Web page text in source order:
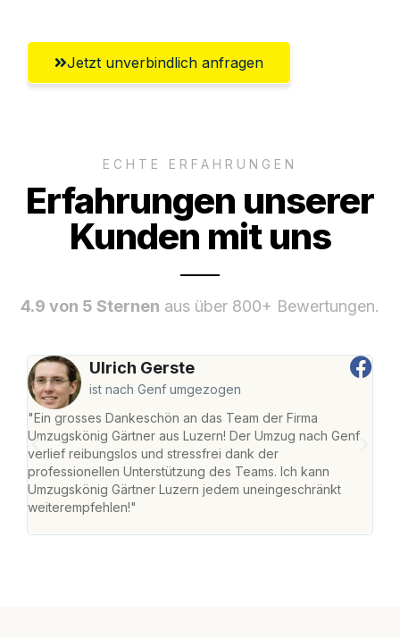
Jetzt unverbindlich anfragen
ECHTE ERFAHRUNGEN
Erfahrungen unserer
Kunden mit uns
4.9 von 5 Sternen aus über 800+ Bewertungen.
Ulrich Gerste
ist nach Genf umgezogen
"Ein grosses Dankeschön an das Team der Firma
Umzugskönig Gärtner aus Luzern! Der Umzug nach Genf
verlief reibungslos und stressfrei dank der
professionellen Unterstützung des Teams. Ich kann
Umzugskönig Gärtner Luzern jedem uneingeschränkt
weiterempfehlen!"